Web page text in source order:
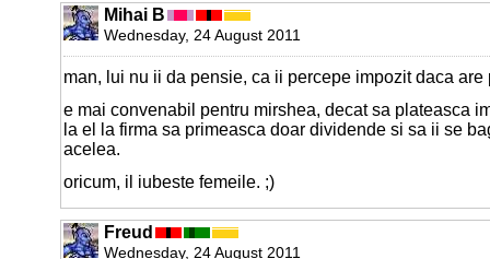
Mihai B
Wednesday, 24 August 2011
man, lui nu ii da pensie, ca ii percepe impozit daca are
e mai convenabil pentru mirshea, decat sa plateasca
la el la firma sa primeasca doar dividende si sa ii se
acelea.
oricum, il iubeste femeile. ;)
Freud
Wednesday, 24 August 2011